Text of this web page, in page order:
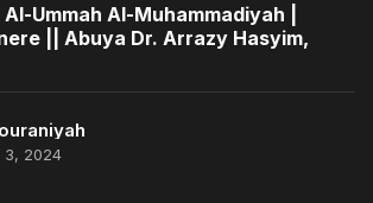
Ummah Al-Muhammadiyah |
|| Abuya Dr. Arrazy Hasyim,
3, 2024